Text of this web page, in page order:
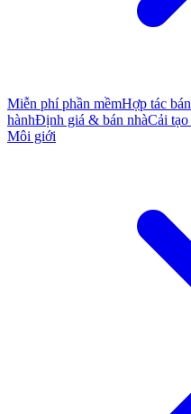
Miễn phí phần mềmHợp tác
hànhĐịnh giá & bán nhàCải
Môi giới